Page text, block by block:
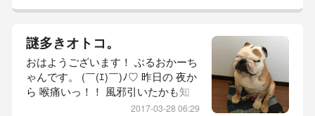
さぞかし 大きな 地震だったんや
ろ！ と、思ってみたものの 震度
２。 (—＿—) 二度目は 着替えの 真
っ最中。 地鳴りと 坊っちゃんの 遠
吠えと 共に ドンッ
謎多きオトコ。
おはようございます！ ぶるおかーち
ゃんです。 (￣(ｴ)￣)ﾉ♡ 昨日の 夜か
ら 喉痛いっ！！ 風邪引いたかも知
れんっ！！ あっちゃこっちゃ 痛い
2017-03-28 06:29